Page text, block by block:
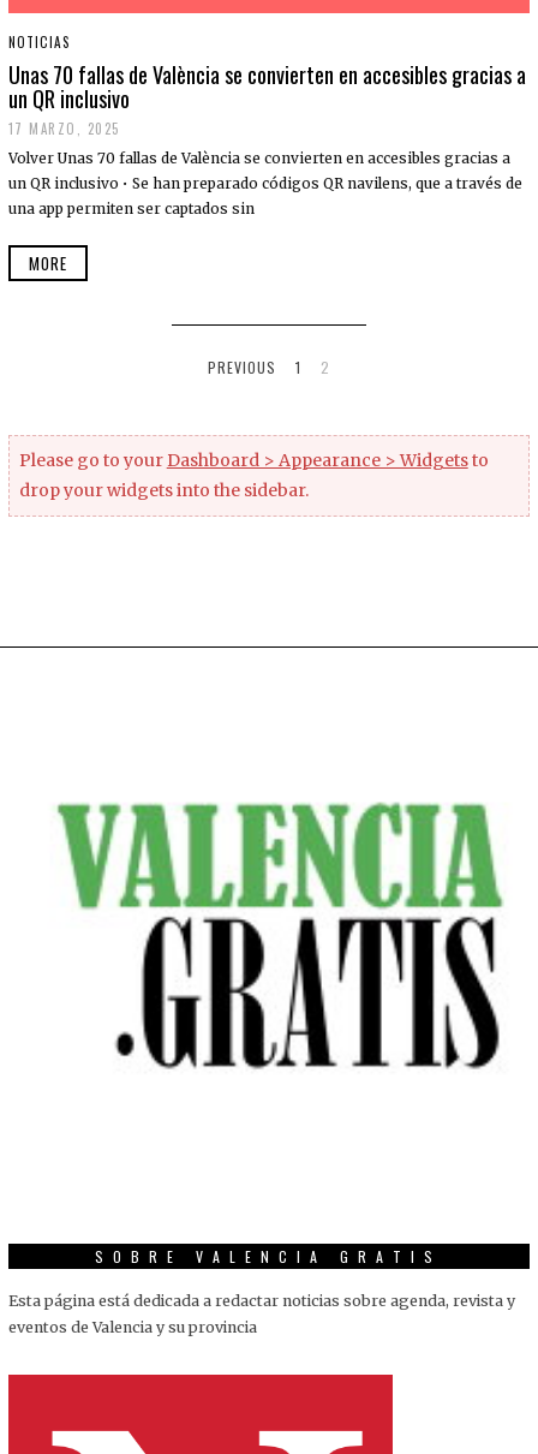
NOTICIAS
Unas 70 fallas de València se convierten en accesibles gracias a
un QR inclusivo
17 MARZO, 2025
Volver Unas 70 fallas de València se convierten en accesibles gracias a
un QR inclusivo • Se han preparado códigos QR navilens, que a través de
una app permiten ser captados sin
MORE
PREVIOUS 1 2
Please go to yourDashboard > Appearance > Widgetsto
drop your widgets into the sidebar.
SOBRE VALENCIA GRATIS
Esta página está dedicada a redactar noticias sobre agenda, revista y
eventos de Valencia y su provincia